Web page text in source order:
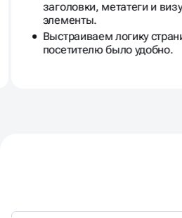
Выстраиваем логику
посетителю было удобно.